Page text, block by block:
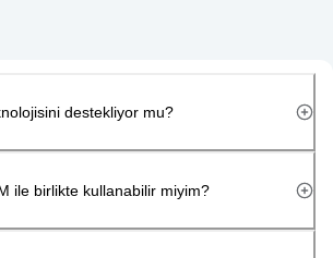
destekliyor mu?
ile birlikte kullanabilir miyim?